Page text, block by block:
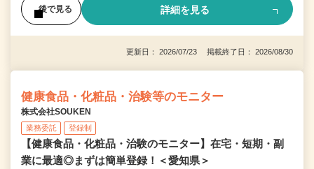
後で見る 詳細を見る
更新日： 2026/07/23 掲載終了日： 2026/08/30
健康食品・化粧品・治験等のモニター
株式会社SOUKEN
業務委託 登録制
【健康食品・化粧品・治験のモニター】在宅・短期・副
業に最適◎まずは簡単登録！＜愛知県＞